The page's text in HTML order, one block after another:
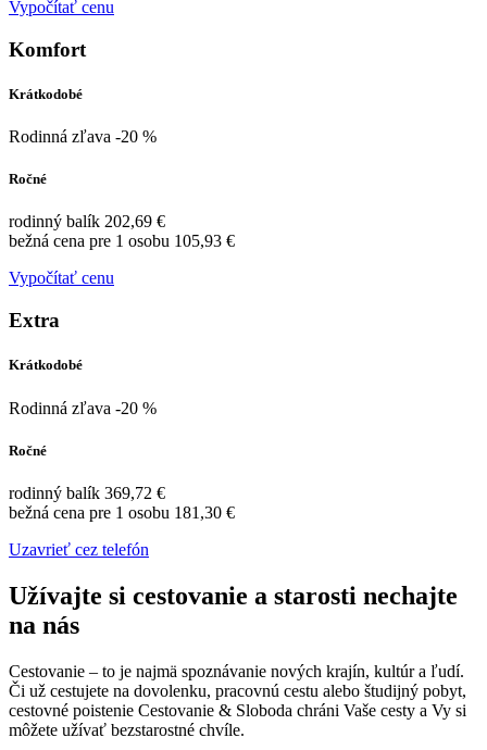
Vypočítať cenu
Komfort
Krátkodobé
Rodinná zľava -20 %
Ročné
rodinný balík 202,69 €
bežná cena pre 1 osobu 105,93 €
Vypočítať cenu
Extra
Krátkodobé
Rodinná zľava -20 %
Ročné
rodinný balík 369,72 €
bežná cena pre 1 osobu 181,30 €
Uzavrieť cez telefón
Užívajte si cestovanie a starosti nechajte
na nás
Cestovanie – to je najmä spoznávanie nových krajín, kultúr a ľudí.
Či už cestujete na dovolenku, pracovnú cestu alebo študijný pobyt,
cestovné poistenie Cestovanie & Sloboda chráni Vaše cesty a Vy si
môžete užívať bezstarostné chvíle.